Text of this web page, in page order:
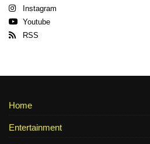
Instagram
Youtube
RSS
Home
Entertainment